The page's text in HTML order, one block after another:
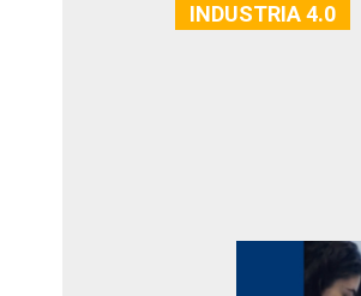
INDUSTRIA 4.0